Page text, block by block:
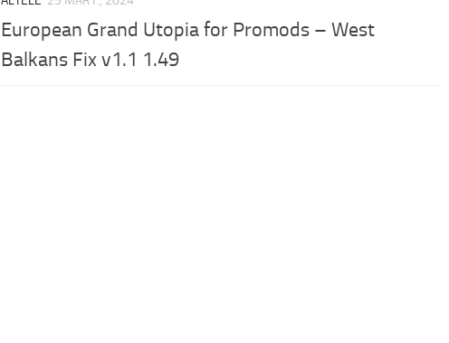
European Grand Utopia for Promods – West
Balkans Fix v1.1 1.49